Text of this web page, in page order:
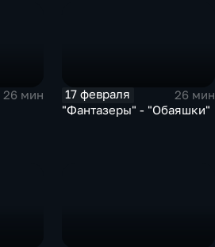
26 мин
17 февраля
26 мин
"Фантазеры" - "Обаяшки"